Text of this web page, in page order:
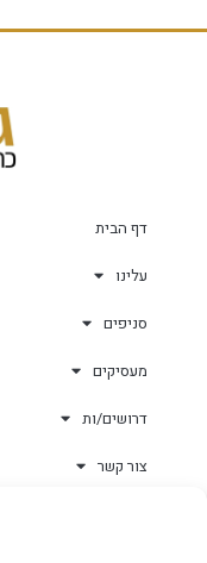
דף הבית
עלינו
סניפים
מעסיקים
דרושים/ות
צור קשר